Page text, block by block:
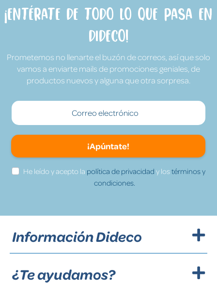
¡Entérate de todo lo que pasa en
Dideco!
Prometemos no llenarte el buzón de correos, así que solo
vamos a enviarte mails de promociones geniales, de
productos nuevos y alguna que otra sorpresa.
¡Apúntate!
He leído y acepto la política de privacidad y lostérminos y
condiciones.
Información Dideco
¿Te ayudamos?